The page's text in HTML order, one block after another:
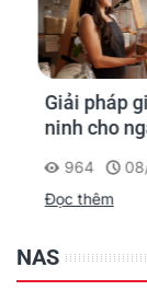
Giải pháp
ninh cho
964
08/
Đọc thêm
NAS